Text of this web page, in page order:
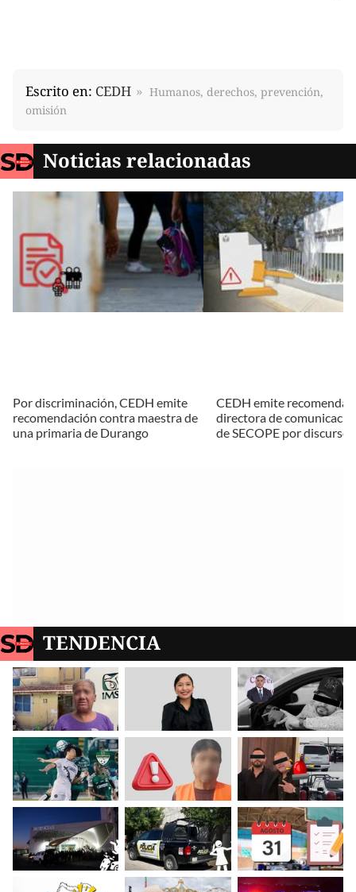
Escrito en: CEDH
Humanos, derechos, prevención,
omisión
Noticias relacionadas
Por discriminación, CEDH emite
recomendación contra maestra de
una primaria de Durango
CEDH emite
directora de
de SECOPE por discurso
TENDENCIA